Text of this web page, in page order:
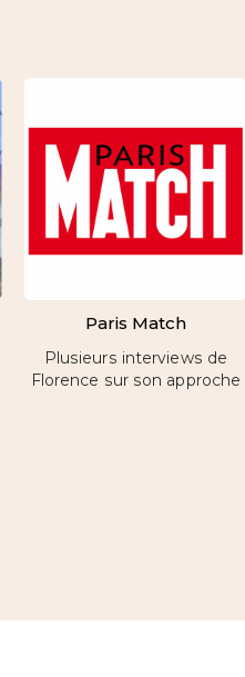
Paris Match
Plusieurs interviews de
Florence sur son approche